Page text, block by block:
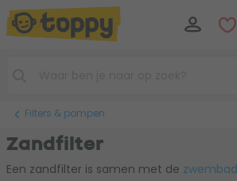
Filters & pompen
Zandfilter
Een zandfilter is samen met de